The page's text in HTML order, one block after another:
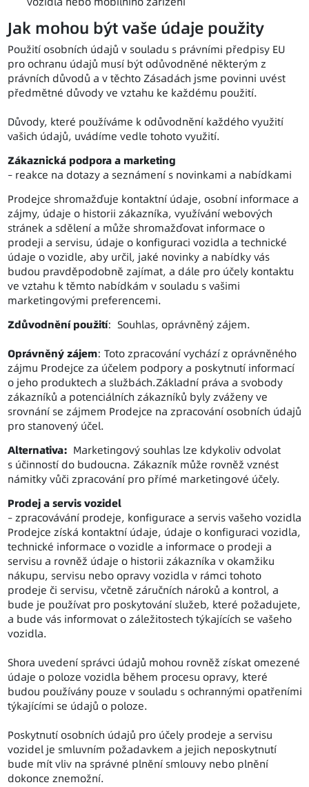
Jak mohou být vaše údaje použity
Použití osobních údajů v souladu s právními předpisy EU
pro ochranu údajů musí být odůvodněné některým z
právních důvodů a v těchto Zásadách jsme povinni uvést
předmětné důvody ve vztahu ke každému použití.
Důvody, které používáme k odůvodnění každého využití
vašich údajů, uvádíme vedle tohoto využití.
Zákaznická podpora a marketing
– reakce na dotazy a seznámení s novinkami a nabídkami
Prodejce shromažďuje kontaktní údaje, osobní informace a
zájmy, údaje o historii zákazníka, využívání webových
stránek a sdělení a může shromažďovat informace o
prodeji a servisu, údaje o konfiguraci vozidla a technické
údaje o vozidle, aby určil, jaké novinky a nabídky vás
budou pravděpodobně zajímat, a dále pro účely kontaktu
ve vztahu k těmto nabídkám v souladu s vašimi
marketingovými preferencemi.
Zdůvodnění použití: Souhlas, oprávněný zájem.
Oprávněný zájem: Toto zpracování vychází z oprávněného
zájmu Prodejce za účelem podpory a poskytnutí informací
o jeho produktech a službách.Základní práva a svobody
zákazníků a potenciálních zákazníků byly zváženy ve
srovnání se zájmem Prodejce na zpracování osobních údajů
pro stanovený účel.
Alternativa: Marketingový souhlas lze kdykoliv odvolat
s účinností do budoucna. Zákazník může rovněž vznést
námitky vůči zpracování pro přímé marketingové účely.
Prodej a servis vozidel
– zpracovávání prodeje, konfigurace a servis vašeho vozidla
Prodejce získá kontaktní údaje, údaje o konfiguraci vozidla,
technické informace o vozidle a informace o prodeji a
servisu a rovněž údaje o historii zákazníka v okamžiku
nákupu, servisu nebo opravy vozidla v rámci tohoto
prodeje či servisu, včetně záručních nároků a kontrol, a
bude je používat pro poskytování služeb, které požadujete,
a bude vás informovat o záležitostech týkajících se vašeho
vozidla.
Shora uvedení správci údajů mohou rovněž získat omezené
údaje o poloze vozidla během procesu opravy, které
budou používány pouze v souladu s ochrannými opatřeními
týkajícími se údajů o poloze.
Poskytnutí osobních údajů pro účely prodeje a servisu
vozidel je smluvním požadavkem a jejich neposkytnutí
bude mít vliv na správné plnění smlouvy nebo plnění
dokonce znemožní.